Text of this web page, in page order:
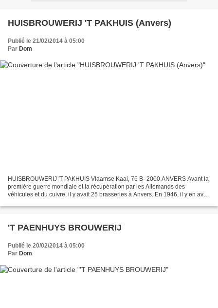
HUISBROUWERIJ 'T PAKHUIS (Anvers)
Publié le 21/02/2014 à 05:00
Par Dom
HUISBROUWERIJ 'T PAKHUIS Vlaamse Kaai, 76 B- 2000 ANVERS Avant la
première guerre mondiale et la récupération par les Allemands des
véhicules et du cuivre, il y avait 25 brasseries à Anvers. En 1946, il y en avait
'T PAENHUYS BROUWERIJ
Publié le 20/02/2014 à 05:00
Par Dom